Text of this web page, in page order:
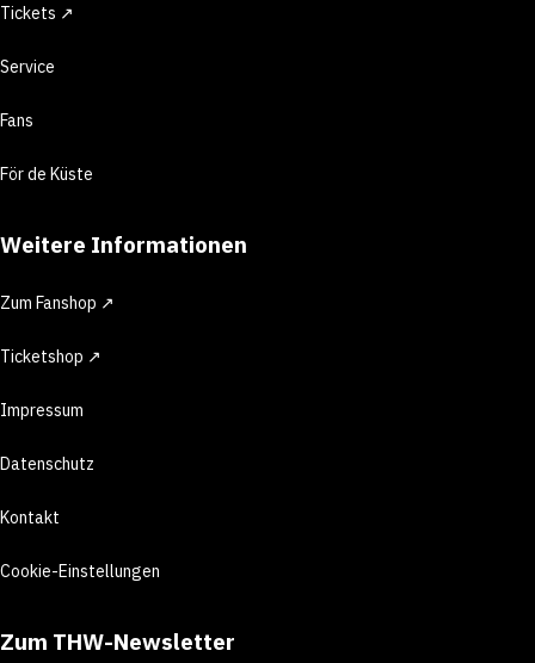
Tickets ↗
Service
Fans
För de Küste
Weitere Informationen
Zum Fanshop ↗
Ticketshop ↗
Impressum
Datenschutz
Kontakt
Cookie-Einstellungen
Zum THW-Newsletter